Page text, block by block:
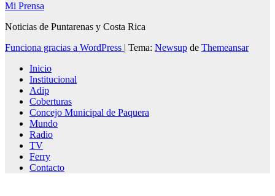
Mi Prensa
Noticias de Puntarenas y Costa Rica
Funciona gracias a WordPress | Tema: Newsup de Themeansar
Inicio
Institucional
Adip
Coberturas
Concejo Municipal de Paquera
Mundo
Radio
TV
Ferry
Contacto